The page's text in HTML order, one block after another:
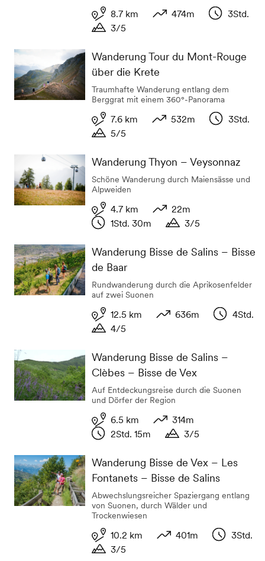
Distanz
8.7 km
474m
3Std.
3/5
Wanderung Tour du Mont-Rouge
über die Krete
Traumhafte Wanderung entlang dem
Berggrat mit einem 360°-Panorama
Distanz
7.6 km
532m
3Std.
5/5
Wanderung Thyon – Veysonnaz
Schöne Wanderung durch Maiensässe und
Alpweiden
Distanz
4.7 km
Höhenunterschied
22m
1Std. 30m
3/5
Wanderung Bisse de Salins – Bisse
de Baar
Rundwanderung durch die Aprikosenfelder
auf zwei Suonen
Distanz
12.5 km
636m
4Std.
4/5
Wanderung Bisse de Salins –
Clèbes – Bisse de Vex
Auf Entdeckungsreise durch die Suonen
und Dörfer der Region
Distanz
6.5 km
Höhenunterschied
314m
2Std. 15m
3/5
Wanderung Bisse de Vex – Les
Fontanets – Bisse de Salins
Abwechslungsreicher Spaziergang entlang
von Suonen, durch Wälder und
Trockenwiesen
Distanz
10.2 km
401m
3Std.
3/5